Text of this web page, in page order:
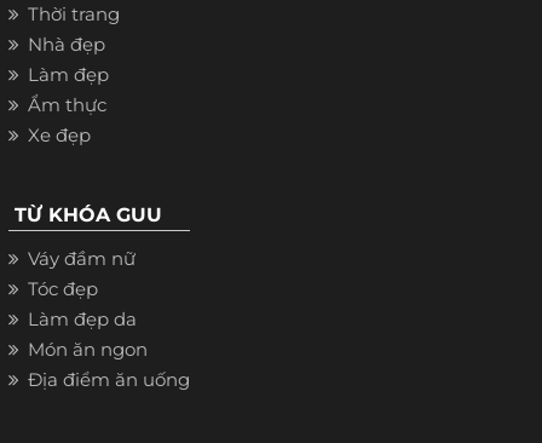
Thời trang
Nhà đẹp
Làm đẹp
Ẩm thực
Xe đẹp
TỪ KHÓA GUU
Váy đầm nữ
Tóc đẹp
Làm đẹp da
Món ăn ngon
Địa điểm ăn uống